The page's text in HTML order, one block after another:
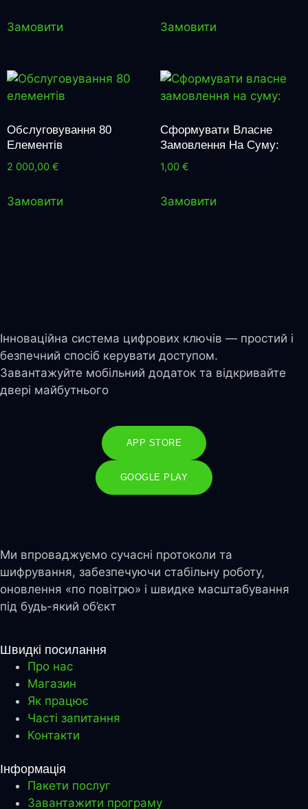
Замовити Замовити
Обслуговування 80
Елементів
2 000,00 €
Замовити
Сформувати Власне
Замовлення На Суму:
1,00 €
Замовити
Інноваційна система цифрових ключів — простий і
безпечний спосіб керувати доступом.
Завантажуйте мобільний додаток та відкривайте
двері майбутнього
APP STORE
GOOGLE PLAY
Ми впроваджуємо сучасні протоколи та
шифрування, забезпечуючи стабільну роботу,
оновлення «по повітрю» і швидке масштабування
під будь-який об’єкт
Швидкі посилання
Про нас
Магазин
Як працює
Часті запитання
Контакти
Інформація
Пакети послуг
Завантажити програму